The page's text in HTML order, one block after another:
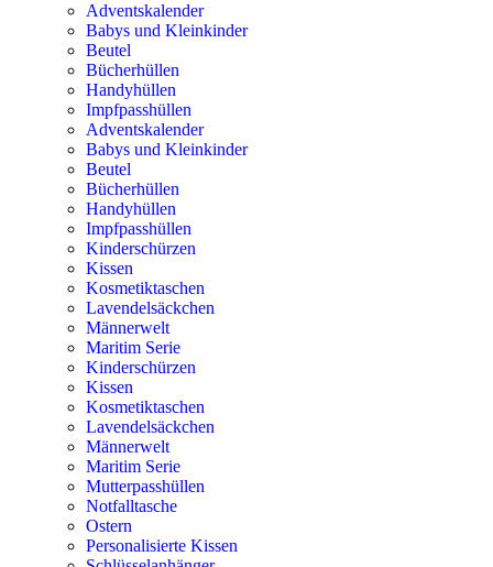
Adventskalender
Babys und Kleinkinder
Beutel
Bücherhüllen
Handyhüllen
Impfpasshüllen
Adventskalender
Babys und Kleinkinder
Beutel
Bücherhüllen
Handyhüllen
Impfpasshüllen
Kinderschürzen
Kissen
Kosmetiktaschen
Lavendelsäckchen
Männerwelt
Maritim Serie
Kinderschürzen
Kissen
Kosmetiktaschen
Lavendelsäckchen
Männerwelt
Maritim Serie
Mutterpasshüllen
Notfalltasche
Ostern
Personalisierte Kissen